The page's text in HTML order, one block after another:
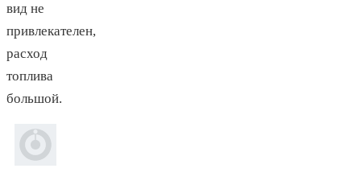
вид не
привлекателен,
расход
топлива
большой.